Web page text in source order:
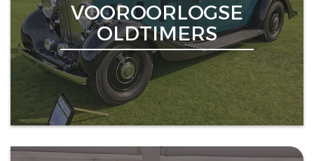
VOOROORLOGSE
OLDTIMERS